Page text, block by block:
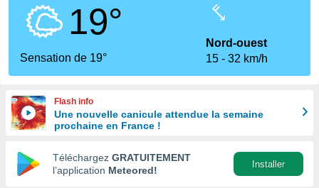
en
19°
Sensation de 19°
Nord-ouest
15
32 km/h
Flash info
Une nouvelle canicule attendue la semaine
prochaine en France !
Téléchargez GRATUITEMENT
l’application Meteored!
Installer